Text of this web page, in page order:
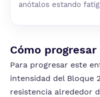
anótalos estando
Cómo progresar
Para progresar este
intensidad del Bloque
resistencia alrededor